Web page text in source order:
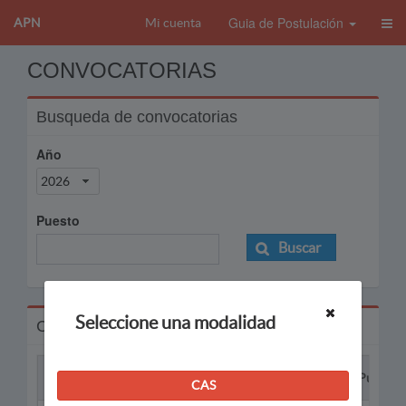
APN Mi cuenta Guia de Postulación
CONVOCATORIAS
Busqueda de convocatorias
Año
2026
Puesto
Buscar
Convocatorias
Puesto
Seleccione una modalidad
CAS